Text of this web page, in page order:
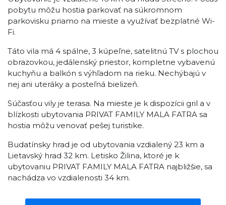
pobytu môžu hostia parkovať na súkromnom
parkovisku priamo na mieste a využívať bezplatné Wi-
Fi.
Táto vila má 4 spálne, 3 kúpeľne, satelitnú TV s plochou
obrazovkou, jedálenský priestor, kompletne vybavenú
kuchyňu a balkón s výhľadom na rieku. Nechýbajú v
nej ani uteráky a posteľná bielizeň.
Súčasťou vily je terasa. Na mieste je k dispozícii gril a v
blízkosti ubytovania PRIVAT FAMILY MALA FATRA sa
hostia môžu venovať pešej turistike.
Budatínsky hrad je od ubytovania vzdialený 23 km a
Lietavský hrad 32 km. Letisko Žilina, ktoré je k
ubytovaniu PRIVAT FAMILY MALA FATRA najbližšie, sa
nachádza vo vzdialenosti 34 km.